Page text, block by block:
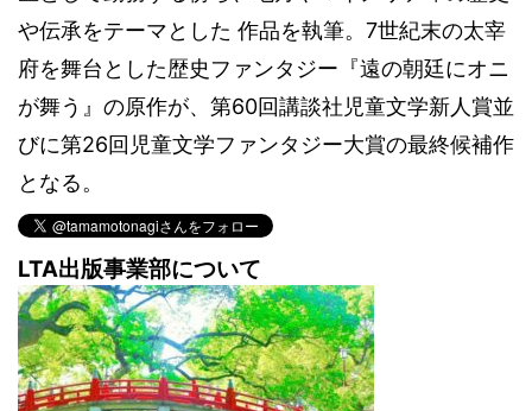
や伝承をテーマとした 作品を執筆。7世紀末の太宰
府を舞台とした歴史ファンタジー『遠の朝廷にオニ
が舞う』の原作が、第60回講談社児童文学新人賞並
びに第26回児童文学ファンタジー大賞の最終候補作
となる。
LTA出版事業部について